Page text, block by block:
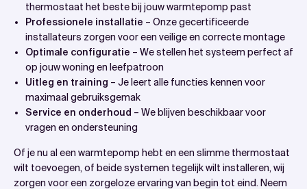
thermostaat het beste bij jouw warmtepomp past
Professionele installatie – Onze gecertificeerde
installateurs zorgen voor een veilige en correcte montage
Optimale configuratie – We stellen het systeem perfect af
op jouw woning en leefpatroon
Uitleg en training – Je leert alle functies kennen voor
maximaal gebruiksgemak
Service en onderhoud – We blijven beschikbaar voor
vragen en ondersteuning
Of je nu al een warmtepomp hebt en een slimme thermostaat
wilt toevoegen, of beide systemen tegelijk wilt installeren, wij
zorgen voor een zorgeloze ervaring van begin tot eind. Neem